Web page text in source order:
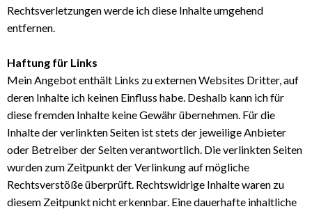
Rechtsverletzungen werde ich diese Inhalte umgehend
entfernen.
Haftung für Links
Mein Angebot enthält Links zu externen Websites Dritter, auf
deren Inhalte ich keinen Einfluss habe. Deshalb kann ich für
diese fremden Inhalte keine Gewähr übernehmen. Für die
Inhalte der verlinkten Seiten ist stets der jeweilige Anbieter
oder Betreiber der Seiten verantwortlich. Die verlinkten Seiten
wurden zum Zeitpunkt der Verlinkung auf mögliche
Rechtsverstöße überprüft. Rechtswidrige Inhalte waren zu
diesem Zeitpunkt nicht erkennbar. Eine dauerhafte inhaltliche